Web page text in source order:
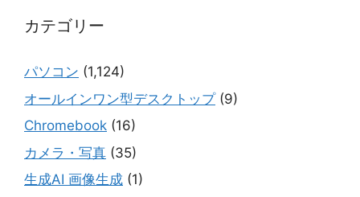
カテゴリー
パソコン (1,124)
オールインワン型デスクトップ(9)
Chromebook (16)
カメラ・写真 (35)
生成AI 画像生成 (1)